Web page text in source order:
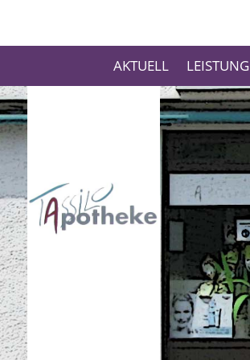
AKTUELL